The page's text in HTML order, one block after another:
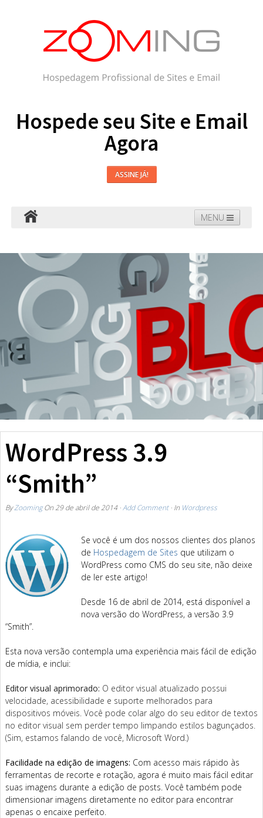
Hospede seu Site e Email
Agora
ASSINE JÁ!
MENU
Domínios Blog Suporte
WordPress 3.9
“Smith”
ByZoomingOn 29 de abril de 2014 · Add Comment· In Wordpress
Se você é um dos nossos clientes dos planos
de Hospedagem de Sites que utilizam o
WordPress como CMS do seu site, não deixe
de ler este artigo!
Desde 16 de abril de 2014, está disponível a
nova versão do WordPress, a versão 3.9
“Smith”.
Esta nova versão contempla uma experiência mais fácil de edição
de mídia, e inclui:
Editor visual aprimorado: O editor visual atualizado possui
velocidade, acessibilidade e suporte melhorados para
dispositivos móveis. Você pode colar algo do seu editor de textos
no editor visual sem perder tempo limpando estilos bagunçados.
(Sim, estamos falando de você, Microsoft Word.)
Facilidade na edição de imagens: Com acesso mais rápido às
ferramentas de recorte e rotação, agora é muito mais fácil editar
suas imagens durante a edição de posts. Você também pode
dimensionar imagens diretamente no editor para encontrar
apenas o encaixe perfeito.